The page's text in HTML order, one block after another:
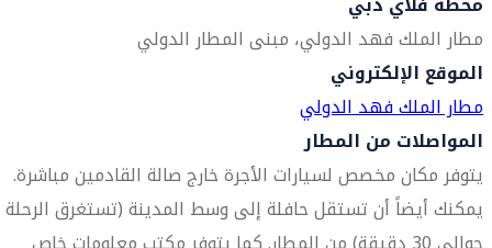
مطار الملك فهد الدولي، مبنى المطار الدولي
الموقع الإلكتروني
مطار الملك فهد الدولي
المواصلات من المطار
يتوفر مكان مخصص لسيارات الأجرة خارج صالة القادمين مباشرة.
يمكنك أيضاً أن تستقل حافلة إلى وسط المدينة (تستغرق الرحلة